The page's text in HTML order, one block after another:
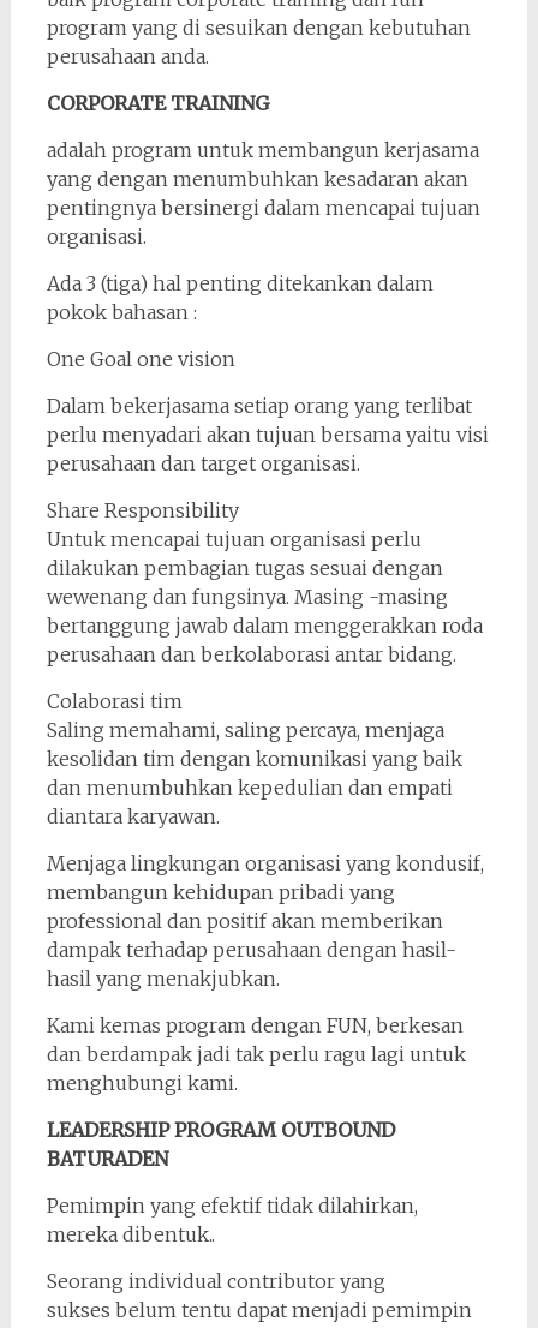
program yang di sesuikan dengan kebutuhan
perusahaan anda.
CORPORATE TRAINING
adalah program untuk membangun kerjasama
yang dengan menumbuhkan kesadaran akan
pentingnya bersinergi dalam mencapai tujuan
organisasi.
Ada 3 (tiga) hal penting ditekankan dalam
pokok bahasan :
One Goal one vision
Dalam bekerjasama setiap orang yang terlibat
perlu menyadari akan tujuan bersama yaitu visi
perusahaan dan target organisasi.
Share Responsibility
Untuk mencapai tujuan organisasi perlu
dilakukan pembagian tugas sesuai dengan
wewenang dan fungsinya. Masing -masing
bertanggung jawab dalam menggerakkan roda
perusahaan dan berkolaborasi antar bidang.
Colaborasi tim
Saling memahami, saling percaya, menjaga
kesolidan tim dengan komunikasi yang baik
dan menumbuhkan kepedulian dan empati
diantara karyawan.
Menjaga lingkungan organisasi yang kondusif,
membangun kehidupan pribadi yang
professional dan positif akan memberikan
dampak terhadap perusahaan dengan hasil-
hasil yang menakjubkan.
Kami kemas program dengan FUN, berkesan
dan berdampak jadi tak perlu ragu lagi untuk
menghubungi kami.
LEADERSHIP PROGRAM OUTBOUND
BATURADEN
Pemimpin yang efektif tidak dilahirkan,
mereka dibentuk..
Seorang individual contributor yang
sukses belum tentu dapat menjadi pemimpin